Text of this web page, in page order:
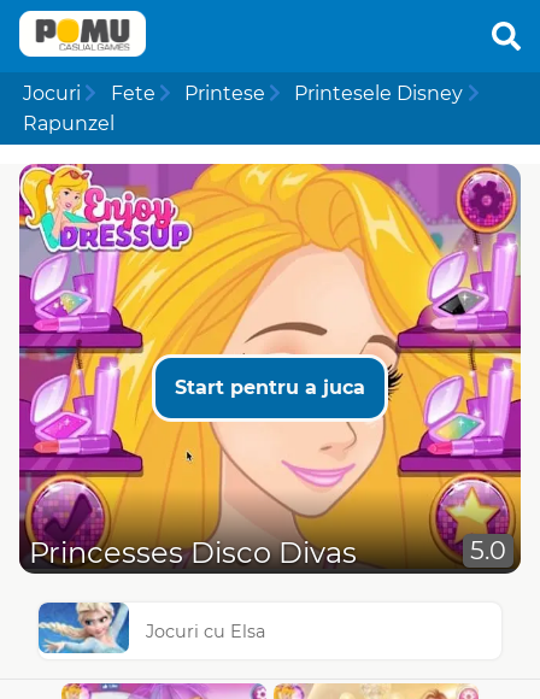
Jocuri Fete Printese
Printesele Disney
Rapunzel
Start pentru a juca
Princesses Disco Divas 5.0
Jocuri cu Elsa